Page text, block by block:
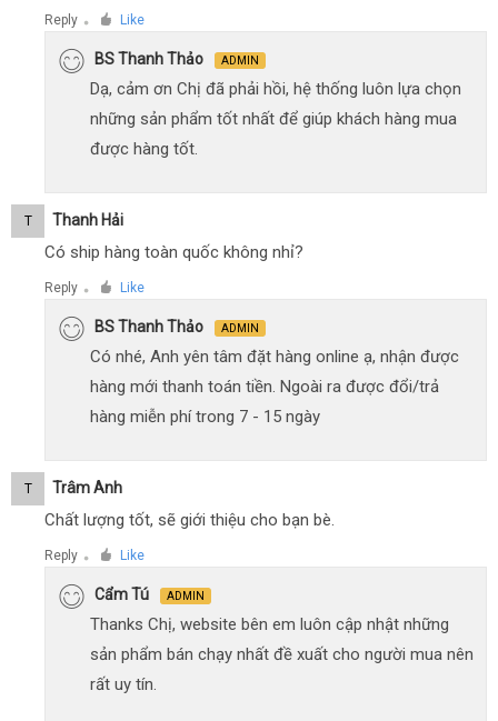
Reply ● Like
BS Thanh Thảo ADMIN
Dạ, cảm ơn Chị đã phải hồi, hệ thống luôn lựa chọn
những sản phẩm tốt nhất để giúp khách hàng mua
được hàng tốt.
T Thanh Hải
Có ship hàng toàn quốc không nhỉ?
Reply ● Like
BS Thanh Thảo ADMIN
Có nhé, Anh yên tâm đặt hàng online ạ, nhận được
hàng mới thanh toán tiền. Ngoài ra được đổi/trả
hàng miễn phí trong 7 - 15 ngày
T Trâm Anh
Chất lượng tốt, sẽ giới thiệu cho bạn bè.
Reply ● Like
Cẩm Tú ADMIN
Thanks Chị, website bên em luôn cập nhật những
sản phẩm bán chạy nhất đề xuất cho người mua nên
rất uy tín.